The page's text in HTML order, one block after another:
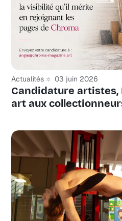
Actualités 03 juin 2026
Candidature artistes,
art aux